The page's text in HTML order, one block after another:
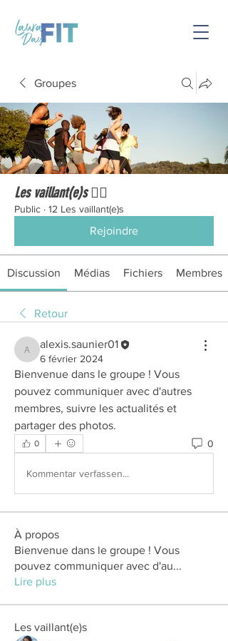
Groupes
Les vaillant(e)s 🏃‍♀️
Public · 12 Les vaillant(e)s
Rejoindre
Discussion Médias Fichiers Membres
Retour
alexis.saunier01
alexis.saunier01
6 février 2024
Bienvenue dans le groupe ! Vous
pouvez communiquer avec d'autres
membres, suivre les actualités et
partager des photos.
0 0
Kommentar verfassen...
À propos
Bienvenue dans le groupe ! Vous
pouvez communiquer avec d'au...
Lire plus
Les vaillant(e)s